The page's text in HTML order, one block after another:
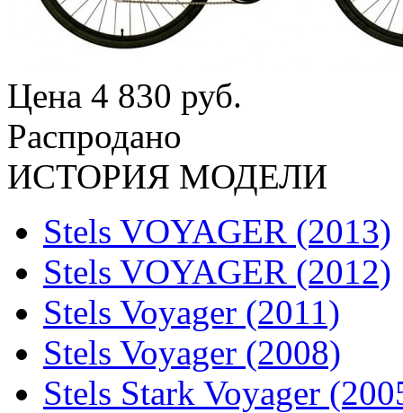
Цена 4 830 руб.
Распродано
ИСТОРИЯ МОДЕЛИ
Stels VOYAGER (2013)
Stels VOYAGER (2012)
Stels Voyager (2011)
Stels Voyager (2008)
Stels Stark Voyager